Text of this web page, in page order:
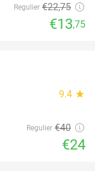
Regulier €22,75
€13,75
9.4 star
Regulier €40
€24